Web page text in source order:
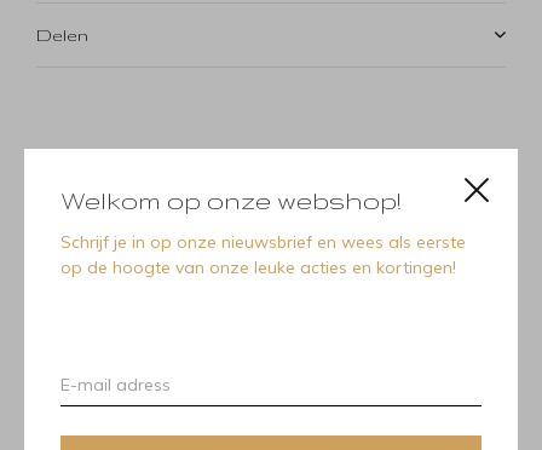
Welkom op onze webshop!
Schrijf je in op onze nieuwsbrief en wees als eerste
op de hoogte van onze leuke acties en kortingen!
Delen
Naiomy B5A19
Zilveren hartje met ketting van Naiomy.